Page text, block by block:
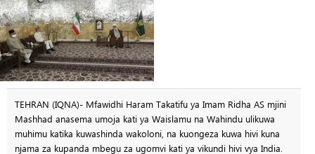
TEHRAN (IQNA)- Mfawidhi Haram Takatifu ya Imam Ridha AS mjini
Mashhad anasema umoja kati ya Waislamu na Wahindu ulikuwa
muhimu katika kuwashinda wakoloni, na kuongeza kuwa hivi kuna
njama za kupanda mbegu za ugomvi kati ya vikundi hivi vya India.